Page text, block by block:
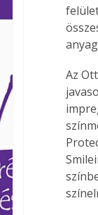
Ezermester
Laptapir
mert: – t
Az